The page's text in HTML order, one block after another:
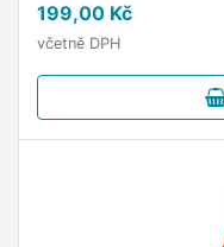
motivem Disney …
199,00 Kč
včetně DPH